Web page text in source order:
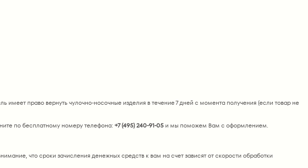
право вернуть чулочно-носочные изделия в течение 7 дней с момента получения (если товар не
по бесплатному номеру телефона: +7 (495) 240-91-05 и мы поможем Вам с оформлением.
что сроки зачисления денежных средств к вам на счет зависят от скорости обработки